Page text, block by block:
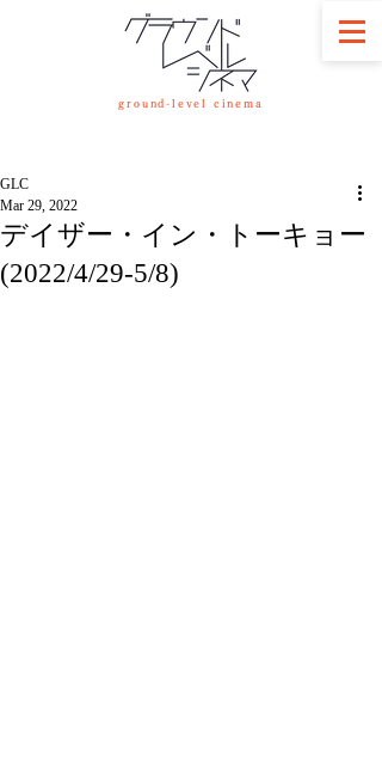
ground-level cinema
デイザー・イン・トーキョー
(2022/4/29-5/8)
GLC
Mar 29, 2022